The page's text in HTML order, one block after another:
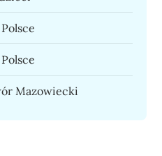
Mazowiecki